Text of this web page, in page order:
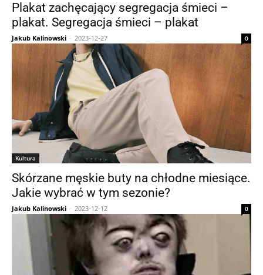
Plakat zachęcający segregacja śmieci –
plakat. Segregacja śmieci – plakat
Jakub Kalinowski - 2023-12-27 0
Kultura
Skórzane męskie buty na chłodne miesiące.
Jakie wybrać w tym sezonie?
Jakub Kalinowski - 2023-12-12 0